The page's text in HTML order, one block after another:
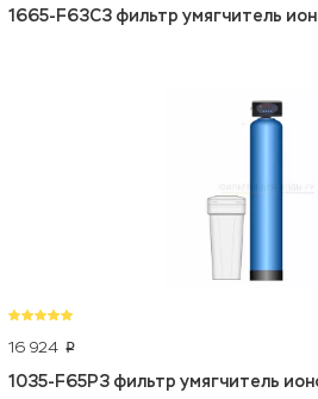
1665-F63C3 фильтр умягчитель
16 924 p
1035-F65P3 фильтр умягчитель